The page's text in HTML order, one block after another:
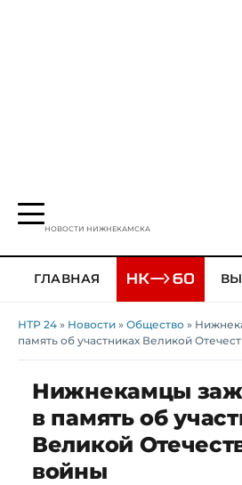
НОВОСТИ НИЖНЕКАМСКА
ГЛАВНАЯ
НТР 24 » Новости » Общество »
память об участниках Великой
Нижнекамцы
в память об
Великой
войны